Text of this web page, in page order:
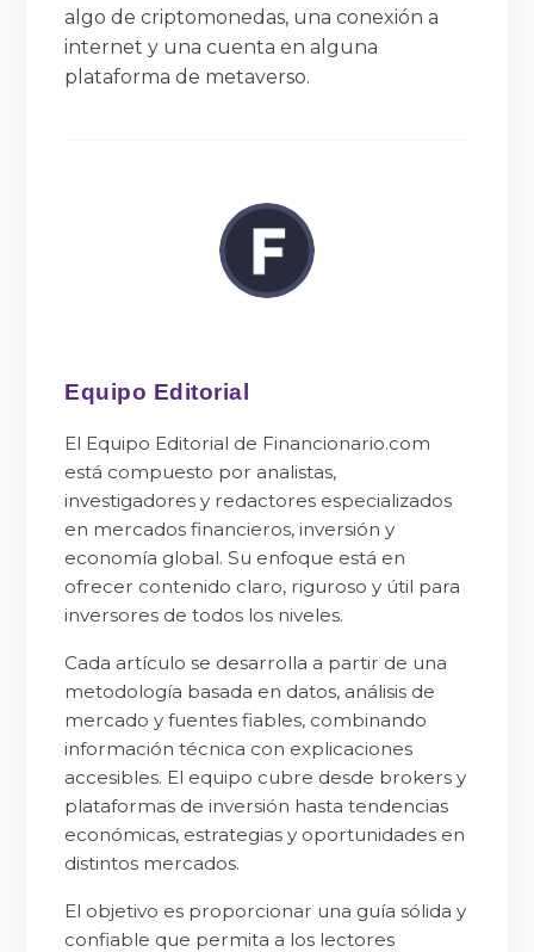
algo de criptomonedas, una conexión a
internet y una cuenta en alguna
plataforma de metaverso.
Equipo Editorial
El Equipo Editorial de Financionario.com
está compuesto por analistas,
investigadores y redactores especializados
en mercados financieros, inversión y
economía global. Su enfoque está en
ofrecer contenido claro, riguroso y útil para
inversores de todos los niveles.
Cada artículo se desarrolla a partir de una
metodología basada en datos, análisis de
mercado y fuentes fiables, combinando
información técnica con explicaciones
accesibles. El equipo cubre desde brokers y
plataformas de inversión hasta tendencias
económicas, estrategias y oportunidades en
distintos mercados.
El objetivo es proporcionar una guía sólida y
confiable que permita a los lectores